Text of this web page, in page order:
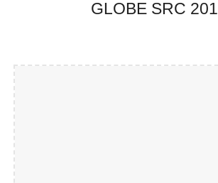
GLOBE SRC 201